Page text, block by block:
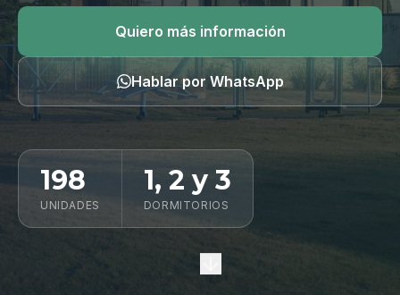
Quiero más información
Hablar por WhatsApp
198
UNIDADES
1, 2 y 3
DORMITORIOS